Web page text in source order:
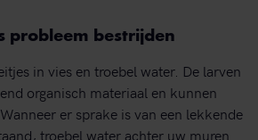
probleem bestrijden
in vies en troebel water. De larven
organisch materiaal en kunnen
er sprake is van een lekkende
troebel water achter uw muren